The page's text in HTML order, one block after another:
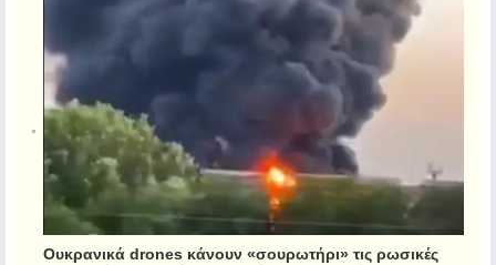
Ουκρανικά drones κάνουν «σουρωτήρι» τις ρωσικές